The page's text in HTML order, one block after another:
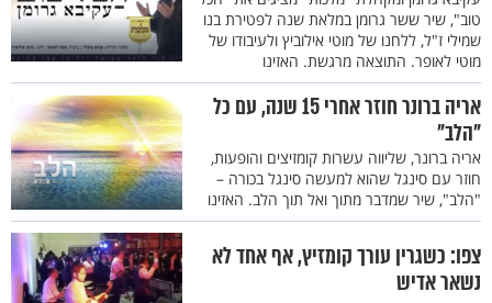
טוב", שיר ששר גרומן במלאת שנה לפטירת בנו
שמילי ז"ל, ללחנו של מוטי אילוביץ ולעיבודו של
מוטי לאופר. התוצאה מרגשת. האזינו
אריה ברונר חוזר אחרי 15 שנה, עם כל
"הלב"
אריה ברונר, שליווה עשרות קומזיצים והופעות,
חוזר עם סינגל שהוא למעשה סינגל בכורה –
"הלב", שיר שמדבר מתוך ואל תוך הלב. האזינו
צפו: כשגרין עורך קומזיץ, אף אחד לא
נשאר אדיש